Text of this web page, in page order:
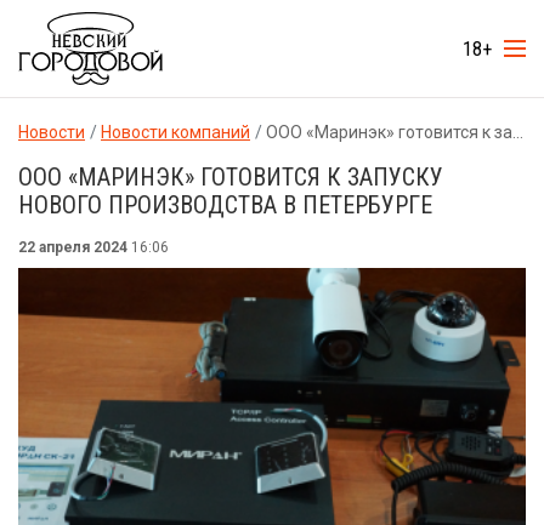
18+
Новости Новости компаний ООО «Маринэк» готовится к запуску нового производства в Петербурге
ООО «МАРИНЭК» ГОТОВИТСЯ К ЗАПУСКУ
НОВОГО ПРОИЗВОДСТВА В ПЕТЕРБУРГЕ
22 апреля 2024 16:06